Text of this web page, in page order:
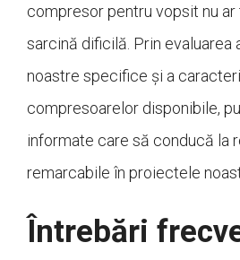
compresor pentru vopsit nu ar
sarcină dificilă. Prin evaluarea
noastre specifice și a
compresoarelor disponibile,
informate care să conducă la
remarcabile în proiectele
Întrebări